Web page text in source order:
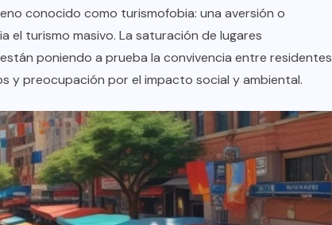
conocido como turismofobia: una aversión o
el turismo masivo. La saturación de lugares
poniendo a prueba la convivencia entre residentes
y preocupación por el impacto social y ambiental.